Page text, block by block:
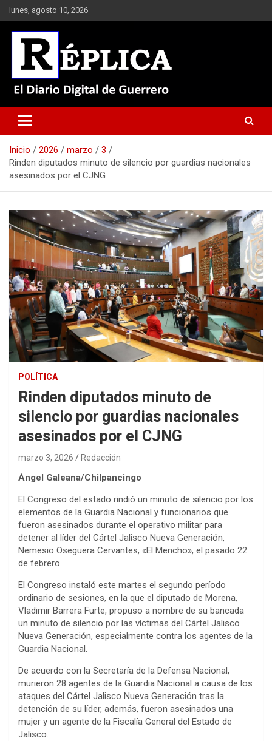
Saltar
al
contenido
lunes, agosto 10, 2026
Réplica
Inicio 2026 marzo
3
Rinden diputados minuto de silencio por guardias nacionales
asesinados por el CJNG
POLÍTICA
Rinden diputados minuto de
silencio por guardias nacionales
asesinados por el CJNG
marzo 3, 2026 Redacción
Ángel Galeana/Chilpancingo
El Congreso del estado rindió un minuto de silencio por los
elementos de la Guardia Nacional y funcionarios que
fueron asesinados durante el operativo militar para
detener al líder del Cártel Jalisco Nueva Generación,
Nemesio Oseguera Cervantes, «El Mencho», el pasado 22
de febrero.
El Congreso instaló este martes el segundo período
ordinario de sesiones, en la que el diputado de Morena,
Vladimir Barrera Furte, propuso a nombre de su bancada
un minuto de silencio por las víctimas del Cártel Jalisco
Nueva Generación, especialmente contra los agentes de la
Guardia Nacional.
De acuerdo con la Secretaría de la Defensa Nacional,
murieron 28 agentes de la Guardia Nacional a causa de los
ataques del Cártel Jalisco Nueva Generación tras la
detención de su líder, además, fueron asesinados una
mujer y un agente de la Fiscalía General del Estado de
Jalisco.